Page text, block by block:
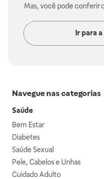
Mas, você pode conferir
Ir para
Navegue nas categorias
Saúde
Bem Estar
Diabetes
Saúde Sexual
Pele, Cabelos e Unhas
Cuidado Adulto